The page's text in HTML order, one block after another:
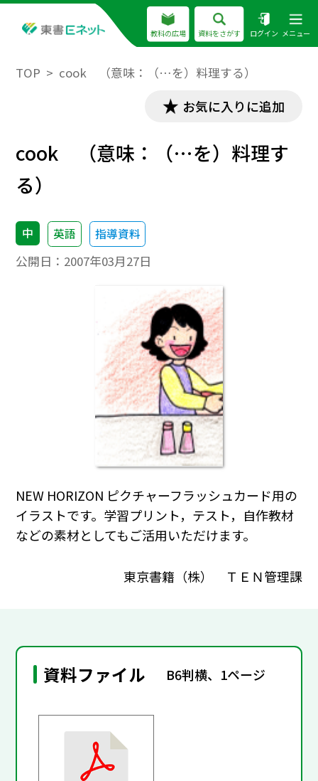
教科の広場 資料をさがす ログイン メニュー
TOP cook （意味：（…を）料理する）
お気に入りに追加
cook （意味：（…を）料理す
る）
中 英語 指導資料
公開日： 2007年03月27日
NEW HORIZON ピクチャーフラッシュカード用の
イラストです。学習プリント，テスト，自作教材
などの素材としてもご活用いただけます。
東京書籍（株） ＴＥＮ管理課
資料ファイル B6判横、1ページ